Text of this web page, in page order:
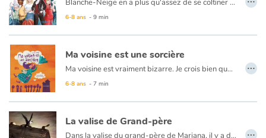
Fêtes et évènements
Amour et amitié
Sujets de société
Blanche-Neige en a plus qu'assez de se coltiner les corvées de 7 nains mal élevés. Et Cendrillon en a ras la choucroute que son Chat botté de mari chausse d'autres pieds dans son dos alors qu'elle le pensait charmant ! Grâce au zozio, les princesses vont s'unir pour se révolter contre leurs oppresseurs, et quand les filles se rebellent, ça balance !
6-8 ans - 9 min
Ma voisine est une sorcière
Ma voisine est vraiment bizarre. Je crois bien que c'est une sorcière. Elle met du sel dans son café et trempe ses carottes dans son thé. Elle tient son parapluie de travers et collectionne les vers de terre. C'est étrangement curieux tout ça et dire qu'il y en a qui ne me croient pas...
6-8 ans - 7 min
…
La valise de Grand-père
Dans la valise du grand-père de Mariana, il y a deux choses, pantalon et chemises d’une part, et une photo de lui-même en marin de l’autre. De quel voyage est-elle l’objet ? Entre cette valise quasiment vide et le passé trop plein du vieil homme, Mariana va s’immiscer et transformer le monde triste et plat du présent en « tourbillon de mer ».
…